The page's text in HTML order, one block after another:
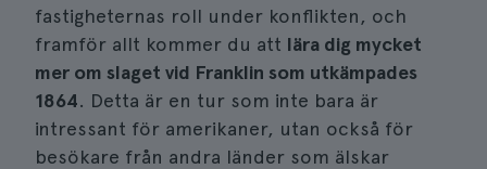
fastigheternas roll under konflikten, och
framför allt kommer du att lära dig mycket
mer om slaget vid Franklin som utkämpades
1864. Detta är en tur som inte bara är
intressant för amerikaner, utan också för
besökare från andra länder som älskar